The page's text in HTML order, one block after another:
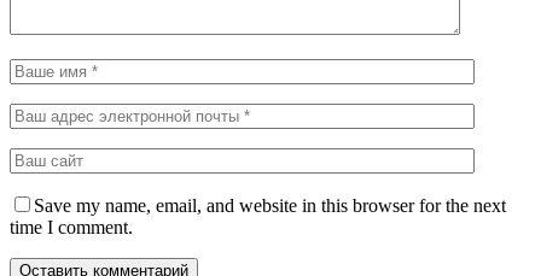
Save my name, email, and website in this browser for the next
time I comment.